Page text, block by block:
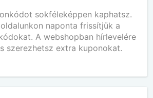
sokféleképpen kaphatsz.
naponta frissítjük a
A webshopban hírlevelére
szerezhetsz extra kuponokat.